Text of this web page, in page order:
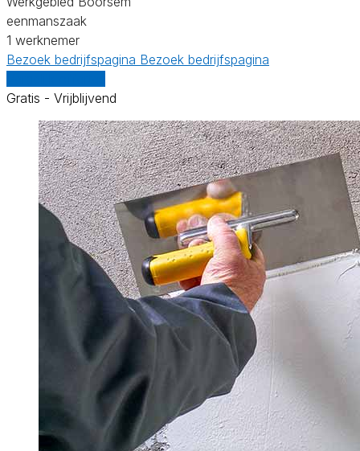
eenmanszaak
1 werknemer
Bezoek bedrijfspagina Bezoek bedrijfspagina
Gratis - Vrijblijvend